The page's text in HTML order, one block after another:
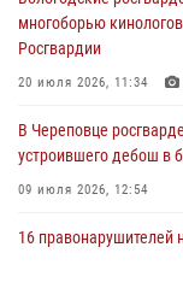
29 июля 2026, 13:20
многоборью
Росгвардии
20 июля 2026, 11:34
В Череповце
устроившего дебош в
09 июля 2026, 12:54
16 правонарушителей